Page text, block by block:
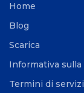
Home
Blog
Scarica
Informativa sulla
Termini di